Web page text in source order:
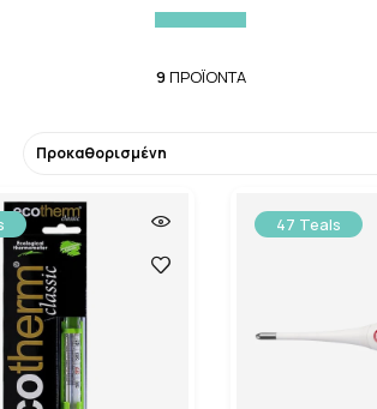
9ΠΡΟΪΌΝΤΑ
47 Teals